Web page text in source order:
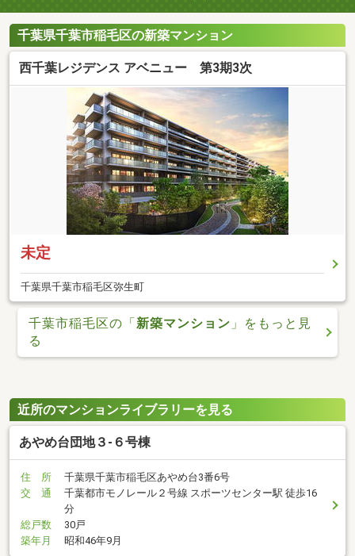
千葉県千葉市稲毛区の新築マンション
西千葉レジデンス アベニュー 第3期3次
未定
千葉県千葉市稲毛区弥生町
千葉市稲毛区の「 新築マンション 」をもっと見
る
近所のマンションライブラリーを見る
あやめ台団地３-６号棟
住 所
千葉県千葉市稲毛区あやめ台3番6号
交 通
千葉都市モノレール２号線 スポーツセンター駅 徒歩16
分
総戸数
30戸
築年月
昭和46年9月